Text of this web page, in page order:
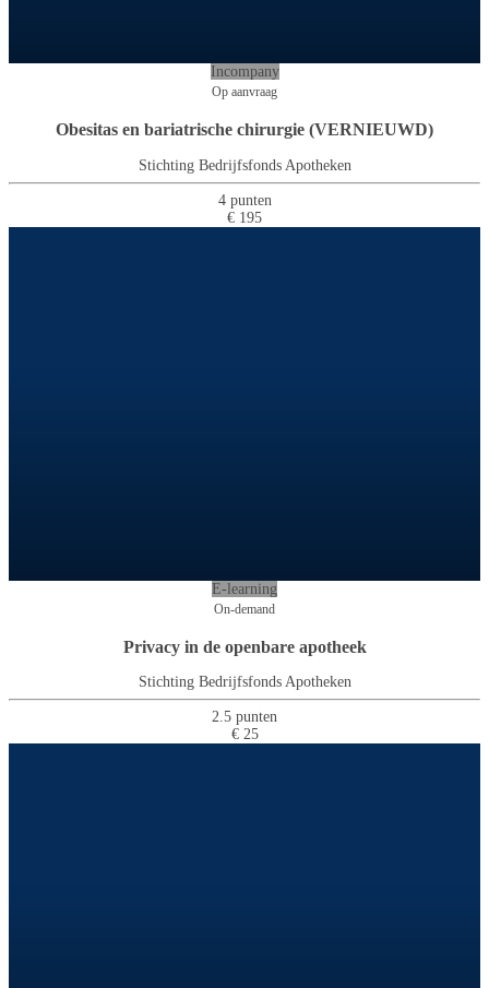
Incompany
Op aanvraag
Obesitas en bariatrische chirurgie (VERNIEUWD)
Stichting Bedrijfsfonds Apotheken
4 punten
€ 195
E-learning
On-demand
Privacy in de openbare apotheek
Stichting Bedrijfsfonds Apotheken
2.5 punten
€ 25